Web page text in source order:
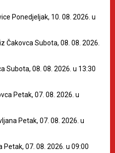
Ponedjeljak, 10. 08. 2026. u
Čakovca Subota, 08. 08. 2026.
Subota, 08. 08. 2026. u 13:30
Petak, 07. 08. 2026. u
Petak, 07. 08. 2026. u
Petak, 07. 08. 2026. u 09:00